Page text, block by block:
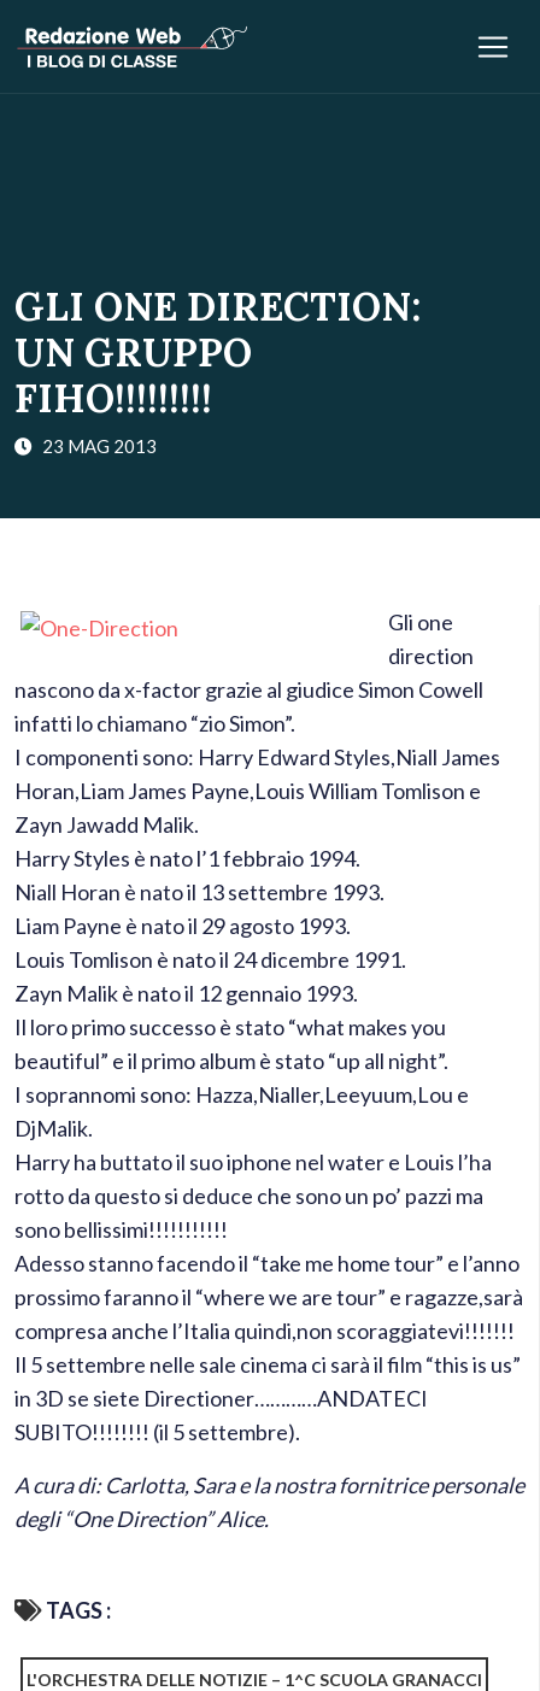
GLI ONE DIRECTION:
UN GRUPPO
FIHO!!!!!!!!!
23 MAG 2013
Gli one
direction
nascono da x-factor grazie al giudice Simon Cowell
infatti lo chiamano “zio Simon”.
I componenti sono: Harry Edward Styles,Niall James
Horan,Liam James Payne,Louis William Tomlison e
Zayn Jawadd Malik.
Harry Styles è nato l’1 febbraio 1994.
Niall Horan è nato il 13 settembre 1993.
Liam Payne è nato il 29 agosto 1993.
Louis Tomlison è nato il 24 dicembre 1991.
Zayn Malik è nato il 12 gennaio 1993.
Il loro primo successo è stato “what makes you
beautiful” e il primo album è stato “up all night”.
I soprannomi sono: Hazza,Nialler,Leeyuum,Lou e
DjMalik.
Harry ha buttato il suo iphone nel water e Louis l’ha
rotto da questo si deduce che sono un po’ pazzi ma
sono bellissimi!!!!!!!!!!!
Adesso stanno facendo il “take me home tour” e l’anno
prossimo faranno il “where we are tour” e ragazze,sarà
compresa anche l’Italia quindi,non scoraggiatevi!!!!!!!
Il 5 settembre nelle sale cinema ci sarà il film “this is us”
in 3D se siete Directioner…………ANDATECI
SUBITO!!!!!!!! (il 5 settembre).
A cura di: Carlotta, Sara e la nostra fornitrice personale
degli “One Direction” Alice.
TAGS :
L'ORCHESTRA DELLE NOTIZIE – 1^C SCUOLA GRANACCI